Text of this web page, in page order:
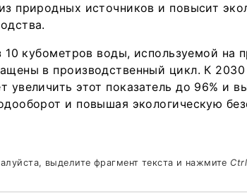
природных источников и повысит
кубометров воды, используемой на
в производственный цикл. К 2030
увеличить этот показатель до 96% и
и повышая экологическую
выделите фрагмент текста и нажмите